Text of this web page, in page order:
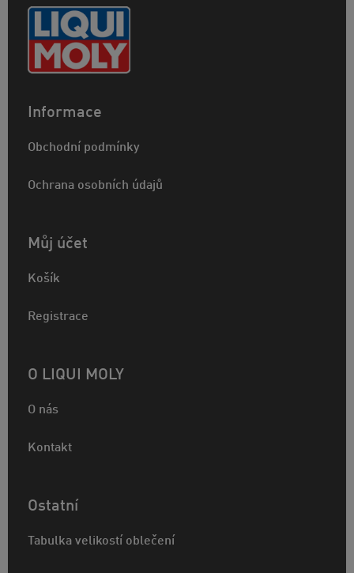
Informace
Obchodní podmínky
Ochrana osobních údajů
Můj účet
Košík
Registrace
O LIQUI MOLY
O nás
Kontakt
Ostatní
Tabulka velikostí oblečení